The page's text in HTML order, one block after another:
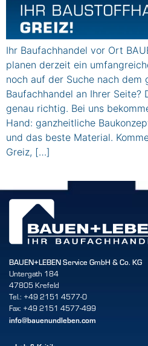
Ihr Baufachhandel vor Ort
planen derzeit ein
noch auf der Suche nach dem
Baufachhandel an Ihrer Seite?
genau richtig. Bei uns
Hand: ganzheitliche
und das beste Material.
Greiz, […]
BAUEN+LEBEN Service GmbH & Co. KG
Untergath 184
47805 Krefeld
Tel.: +49 2151 4577-0
Fax: +49 2151 4577-499
info@bauenundleben.com